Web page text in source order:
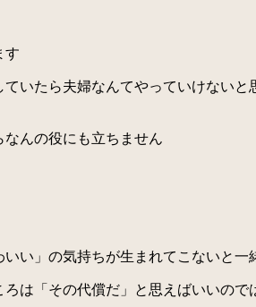
す
いたら夫婦なんてやっていけないと
んの役にも立ちません
い」の気持ちが生まれてこないと一
は「その代償だ」と思えばいいので